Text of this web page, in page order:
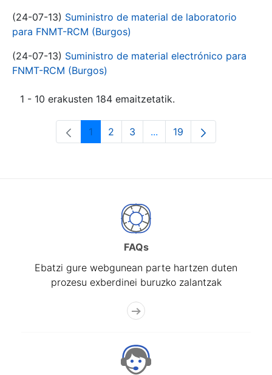
(24-07-13) Suministro de material de laboratorio
para FNMT-RCM (Burgos)
(24-07-13) Suministro de material electrónico para
FNMT-RCM (Burgos)
1 - 10 erakusten 184 emaitzetatik.
Orrialdea
1 Orrialdea
2 Orrialdea
3 ...Intermediate Pages Use
Orrialdea
19
FAQs
Ebatzi gure webgunean parte hartzen duten
prozesu exberdinei buruzko zalantzak